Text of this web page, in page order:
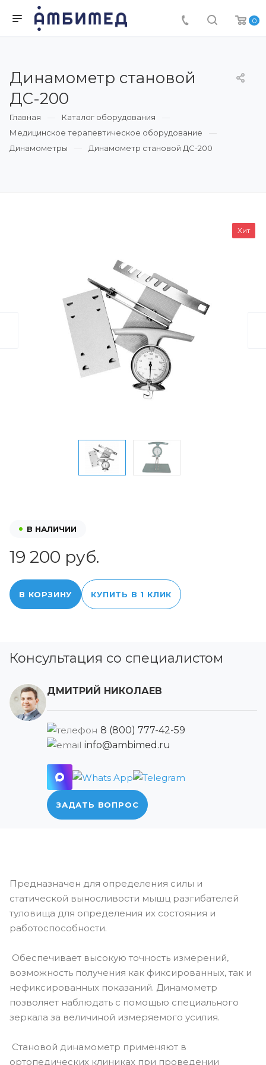
0
Динамометр становой
ДС-200
Главная
Каталог оборудования
Медицинское терапевтическое оборудование
Динамометры
Динамометр становой ДС-200
Хит
В НАЛИЧИИ
19 200 руб.
В КОРЗИНУ КУПИТЬ В 1 КЛИК
Консультация со специалистом
ДМИТРИЙ НИКОЛАЕВ
8 (800) 777-42-59
info@ambimed.ru
ЗАДАТЬ ВОПРОС
Предназначен для определения силы и
статической выносливости мышц разгибателей
туловища для определения их состояния и
работоспособности.
Обеспечивает высокую точность измерений,
возможность получения как фиксированных, так и
нефиксированных показаний. Динамометр
позволяет наблюдать с помощью специального
зеркала за величиной измеряемого усилия.
Становой динамометр применяют в
ортопедических клиниках при проведении